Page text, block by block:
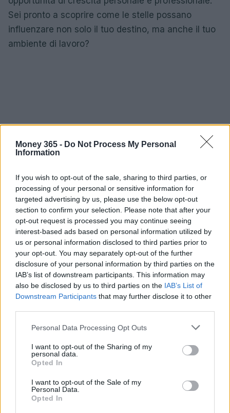
Money 365 - Do Not Process My Personal
Information
If you wish to opt-out of the sale, sharing to third parties, or
processing of your personal or sensitive information for
targeted advertising by us, please use the below opt-out
section to confirm your selection. Please note that after your
opt-out request is processed you may continue seeing
interest-based ads based on personal information utilized by
us or personal information disclosed to third parties prior to
your opt-out. You may separately opt-out of the further
disclosure of your personal information by third parties on the
IAB’s list of downstream participants. This information may
also be disclosed by us to third parties on the IAB’s List of
Downstream Participants that may further disclose it to other
Please note that this website/app uses one or more Google
not limited to your visit or usage behaviour. You may click to
grant or deny consent to Google and its third-party tags to
use your data for below specified purposes in below Google
consent section.
Personal Data Processing Opt Outs
I want to opt-out of the Sharing of my
personal data.
Opted In
I want to opt-out of the Sale of my
Personal Data.
Opted In
Sei pronto a scoprire come le stelle possano
influenzare non solo il tuo destino, ma anche il tuo
ambiente di lavoro?
AiAdhubMedia